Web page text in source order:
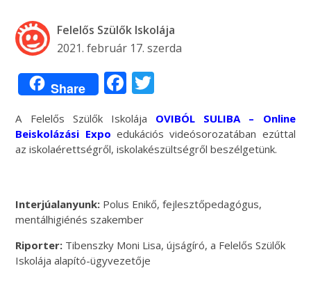
Felelős Szülők Iskolája
2021. február 17. szerda
Share Facebook
A Felelős Szülők Iskolája OVIBÓL SULIBA – Online
Beiskolázási Expo edukációs videósorozatában ezúttal
az iskolaérettségről, iskolakészültségről beszélgetünk.
Interjúalanyunk: Polus Enikő, fejlesztőpedagógus,
mentálhigiénés szakember
Riporter: Tibenszky Moni Lisa, újságíró, a Felelős Szülők
Iskolája alapító-ügyvezetője